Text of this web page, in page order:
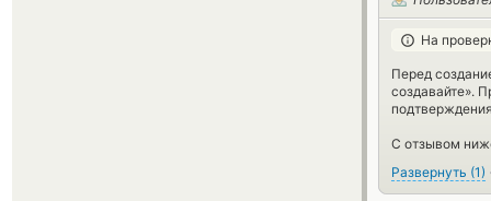
На
Перед
создавайте».
С отзывом
Развернуть (1)